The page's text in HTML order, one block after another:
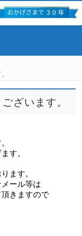
ざいます。
す。
ます。
ール等は
きますので